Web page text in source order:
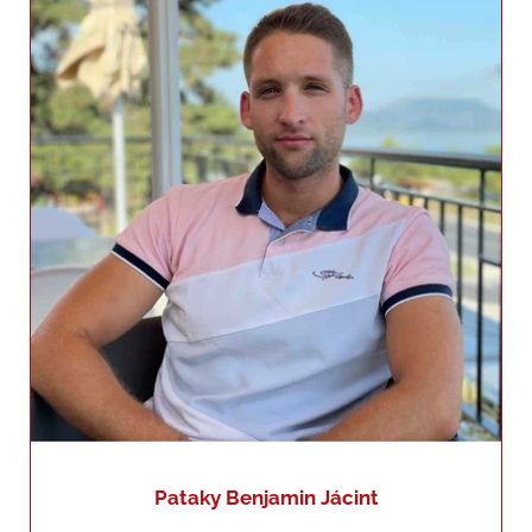
+36204173804
benjamin.pataky@helloroar.hu
Pataky Benjamin Jácint